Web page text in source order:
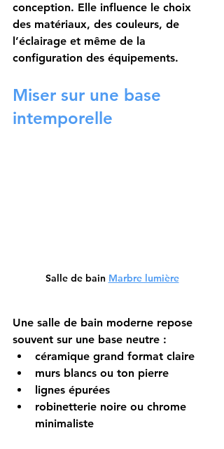
conception. Elle influence le choix
des matériaux, des couleurs, de
l’éclairage et même de la
configuration des équipements.
Miser sur une base
intemporelle
Salle de bain Marbre lumière
Une salle de bain moderne repose
souvent sur une base neutre :
céramique grand format claire
murs blancs ou ton pierre
lignes épurées
robinetterie noire ou chrome
minimaliste